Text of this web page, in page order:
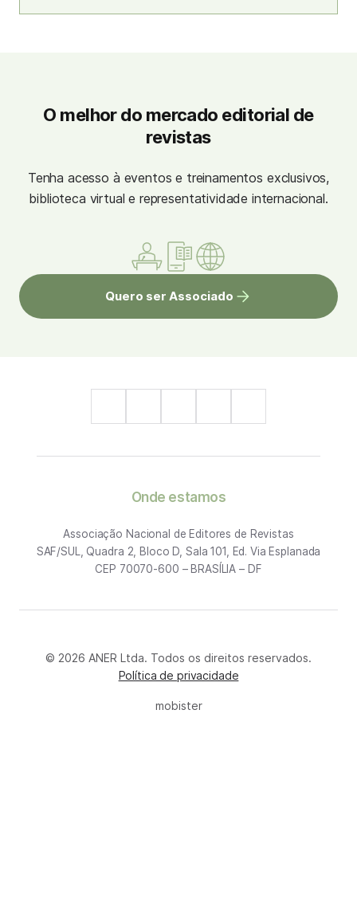
O melhor do mercado editorial de
revistas
Tenha acesso à eventos e treinamentos exclusivos,
biblioteca virtual e representatividade internacional.
Quero ser Associado
Onde estamos
Associação Nacional de Editores de Revistas
SAF/SUL, Quadra 2, Bloco D, Sala 101, Ed. Via Esplanada
CEP 70070-600 – BRASÍLIA – DF
© 2026 ANER Ltda. Todos os direitos reservados.
Política de privacidade
mobister